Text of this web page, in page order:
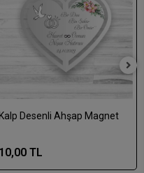
Kalp Desenli Ahşap Magnet
10,00 TL